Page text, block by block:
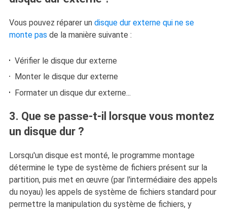
Vous pouvez réparer un disque dur externe qui ne se
monte pas de la manière suivante :
Vérifier le disque dur externe
Monter le disque dur externe
Formater un disque dur externe...
3. Que se passe-t-il lorsque vous montez
un disque dur ?
Lorsqu'un disque est monté, le programme montage
détermine le type de système de fichiers présent sur la
partition, puis met en œuvre (par l'intermédiaire des appels
du noyau) les appels de système de fichiers standard pour
permettre la manipulation du système de fichiers, y